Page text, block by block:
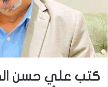
كتب علي حسن